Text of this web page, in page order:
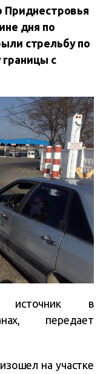
Приднестровья
дня по
стрельбу по
с
в
передает
на участке